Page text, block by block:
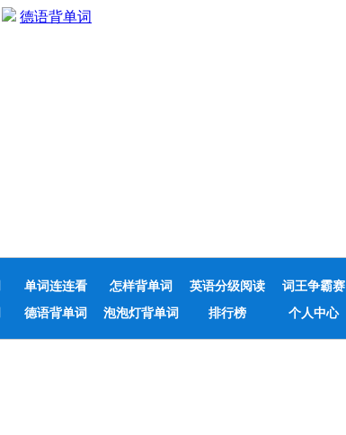
德语背单词
单词连连看 怎样背单词 英语分级阅读
词王争霸赛
德语背单词 泡泡灯背单词 排行榜 个人中心